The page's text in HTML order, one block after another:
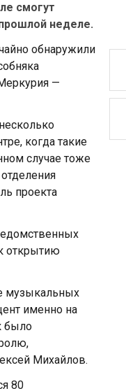
смогут
неделе.
обнаружили
—
когда такие
случае тоже
проекта
открытию
музыкальных
именно на
было
Михайлов.
80